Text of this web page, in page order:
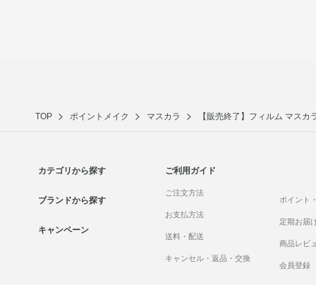
TOP ポイントメイク マスカラ 【販売終了】フィルム マス
カテゴリから探す
ブランドから探す
キャンペーン
ご利用ガイド
ご注文方法
お支払方法
送料・配送
キャンセル・返品・交換
ポイント
定期お届
商品レビ
会員登録